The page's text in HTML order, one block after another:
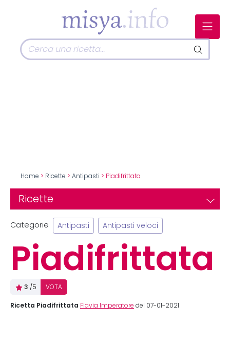
Home > Ricette > Antipasti > Piadifrittata
Ricette
Categorie Antipasti Antipasti veloci
Piadifrittata
3 /5 VOTA
Ricetta Piadifrittata Flavia Imperatore del 07-01-2021